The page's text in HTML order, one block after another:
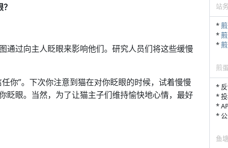
通过向主人眨眼来影响他们。研究人员们将这些缓慢
你”。下次你注意到猫在对你眨眼的时候，试着慢慢
眨眼。当然，为了让猫主子们维持愉快地心情，最好
站
*
*
*
煎
*
* 投
*
*
鱼塘